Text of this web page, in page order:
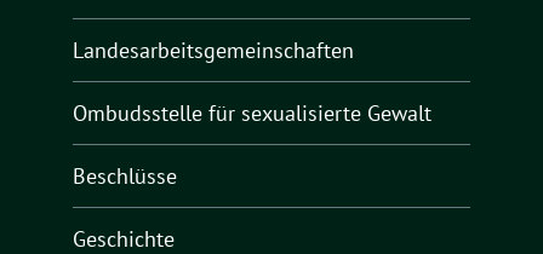
Landesarbeitsgemeinschaften
Ombudsstelle für sexualisierte Gewalt
Beschlüsse
Geschichte